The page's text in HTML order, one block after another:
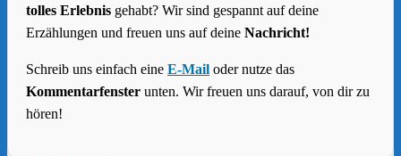
tolles Erlebnis gehabt? Wir sind gespannt auf deine
Erzählungen und freuen uns auf deine Nachricht!
Schreib uns einfach eine E-Mail oder nutze das
Kommentarfenster unten. Wir freuen uns darauf, von dir zu
hören!